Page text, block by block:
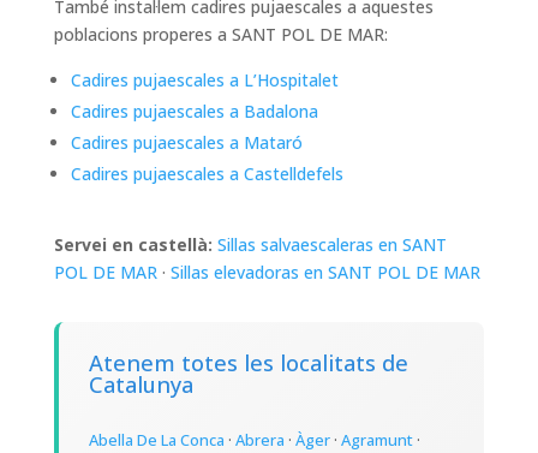
També instal·lem cadires pujaescales a aquestes
poblacions properes a SANT POL DE MAR:
Cadires pujaescales a L’Hospitalet
Cadires pujaescales a Badalona
Cadires pujaescales a Mataró
Cadires pujaescales a Castelldefels
Servei en castellà: Sillas salvaescaleras en SANT
POL DE MAR· Sillas elevadoras en SANT POL DE MAR
Atenem totes les localitats de
Catalunya
Abella De La Conca · Abrera · Àger· Agramunt·